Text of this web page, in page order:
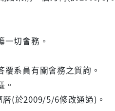
切會務。
系員有關會務之質詢。
。
(於2009/5/6修改通過)。